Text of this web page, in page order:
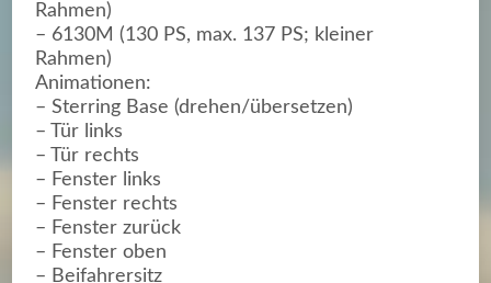
Rahmen)
– 6130M (130 PS, max. 137 PS; kleiner
Rahmen)
Animationen:
– Sterring Base (drehen/übersetzen)
– Tür links
– Tür rechts
– Fenster links
– Fenster rechts
– Fenster zurück
– Fenster oben
– Beifahrersitz